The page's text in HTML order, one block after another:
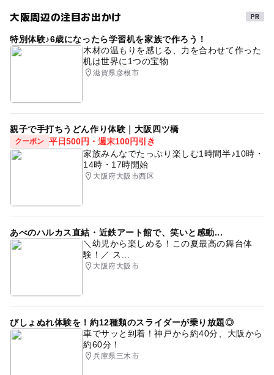
大阪周辺の注目お出かけ
特別体験♪6歳になったら学習机を家族で作ろう！
木材の温もりを感じる、力を合わせて作った
机は世界に1つの宝物
滋賀県彦根市
親子で手打ちうどん作り体験｜大阪四ツ橋
クーポン 平日500円・週末100円引き
家族みんなでたっぷり楽しむ1時間半♪10時・
14時・17時開始
大阪府大阪市西区
あべのハルカス直結・近鉄アート館で、笑いと感動...
＼幼児から楽しめる！この夏最高の舞台体
験！／ ス...
大阪府大阪市
びしょぬれ体験を！約12種類のスライダーが乗り放題◎
車でサッと到着！神戸から約40分、大阪から
約60分！
兵庫県三木市